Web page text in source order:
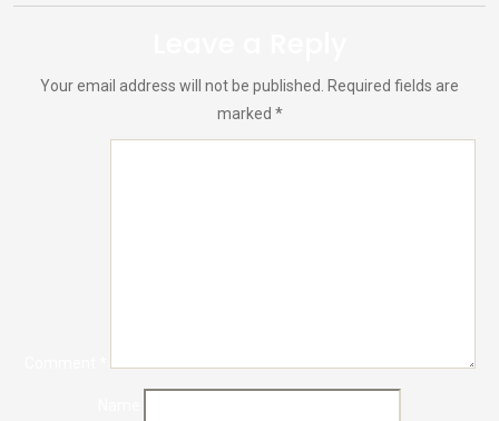
Your email address will not be published. Required fields are
marked *